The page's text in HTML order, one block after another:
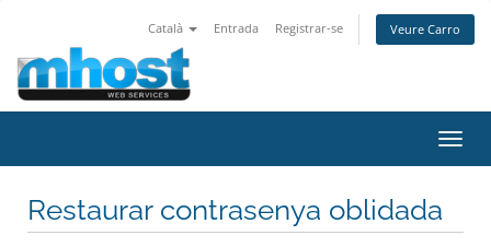
Català Entrada Registrar-se Veure Carro
la
Restaurar contrasenya oblidada